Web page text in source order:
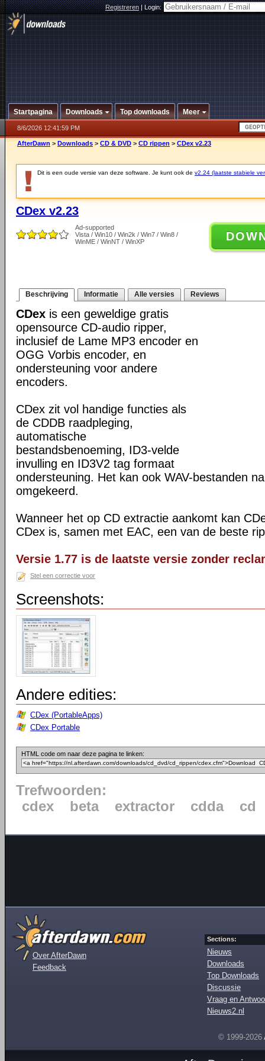
Registreren|Login:
Startpagina Downloads Top downloads Meer
8/6/2026 12:41:59 PM
AfterDawn > Downloads > CD & DVD > CD rippen > CDex v2.23
Dit is een oude versie van deze software. Je kunt ook de v2.24 (laatste stabiele
CDex v2.23
Ad-supported
Vista / Win10 / Win2k / Win7 / Win8 /
WinME / WinNT / WinXP
Beschrijving Informatie Alle versies Reviews
CDex is een geweldige gratis
opensource CD-audio ripper,
inclusief de Lame MP3 encoder en
OGG Vorbis encoder, en
ondersteuning voor andere
encoders.
CDex zit vol handige functies als
de CDDB raadpleging,
automatische
bestandsbenoeming, ID3-velde
invulling en ID3V2 tag formaat
ondersteuning. Het kan ook WAV-bestanden
omgekeerd.
Wanneer het op CD extractie aankomt kan
CDex is, samen met EAC, een van de beste
Versie 1.77 is de laatste versie zonder
Stel een correctie voor
Screenshots:
Andere edities:
CDex (PortableApps)
CDex Portable
HTML code om naar deze pagina te linken:
Trefwoorden:
cdex
beta extractor cdda cd
Over AfterDawn
Feedback
Sections:
Nieuws
Downloads
Top Downloads
Discussie
Vraag en
Nieuws2.nl
© 1999-2026